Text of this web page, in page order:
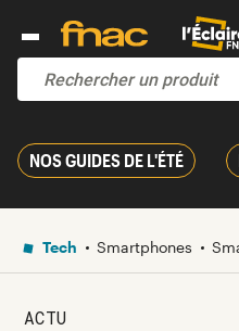
NOS GUIDES DE L'ÉTÉ
Tech Smartphones
ACTU